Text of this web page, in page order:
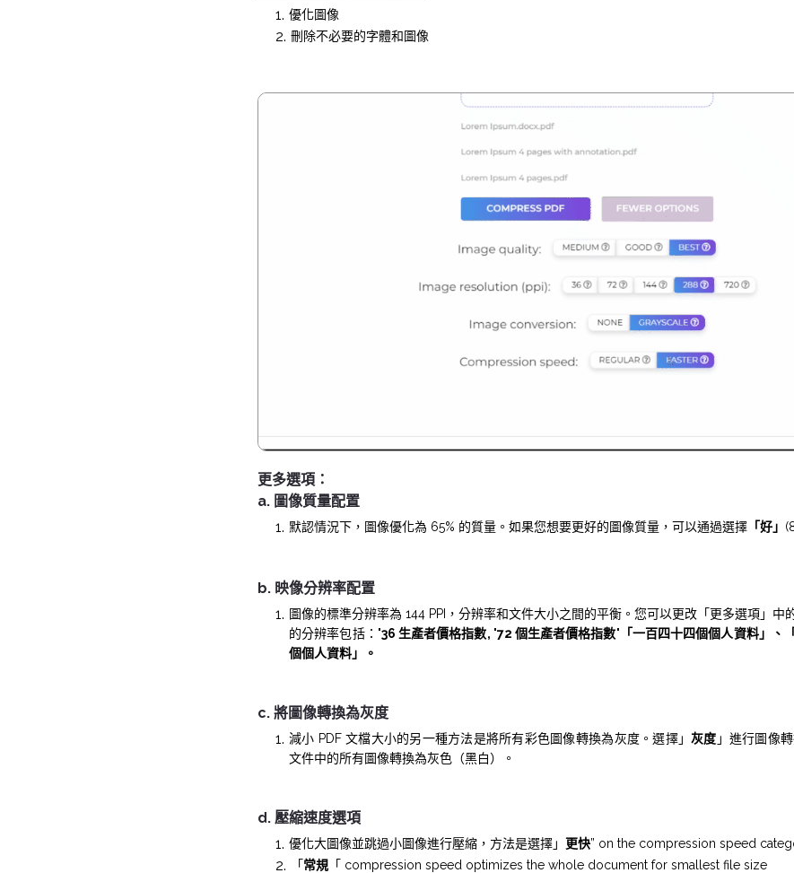
優化圖像
刪除不必要的字體和圖像
更多選項：
a. 圖像質量配置
默認情況下，圖像優化為 65% 的質量。如果您想要更好的圖像質量，可以通過選擇 「好」
b. 映像分辨率配置
圖像的標準分辨率為 144 PPI，分辨率和文件大小之間的平衡。您可以更改「更多選項」中
的分辨率包括： '36 生產者價格指數, '72 個生產者價格指數' 「一百四十四個個人資料」
個個人資料」。
c. 將圖像轉換為灰度
減小 PDF 文檔大小的另一種方法是將所有彩色圖像轉換為灰度。選擇」灰度 」進行圖像
文件中的所有圖像轉換為灰色（黑白）。
d. 壓縮速度選項
優化大圖像並跳過小圖像進行壓縮，方法是選擇」 更快” on the compression speed
「 常規 「 compression speed optimizes the whole document for smallest file size